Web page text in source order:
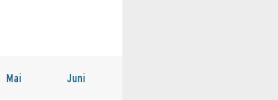
Mai Juni